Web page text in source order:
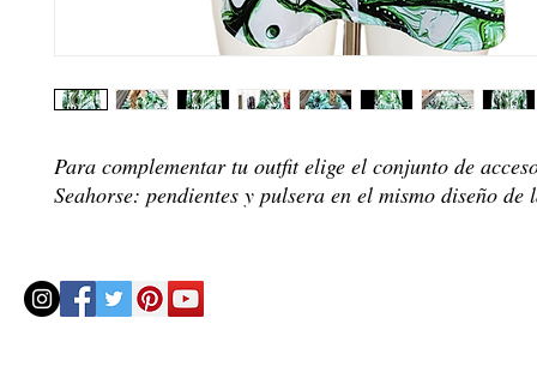
Para complementar tu outfit elige el conjunto de
Seahorse: pendientes y pulsera en el mismo diseño de